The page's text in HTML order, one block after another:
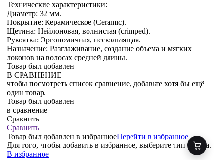
Технические характеристики:
Диаметр: 32 мм.
Покрытие: Керамическое (Ceramic).
Щетина: Нейлоновая, волнистая (crimped).
Рукоятка: Эргономичная, нескользящая.
Назначение: Разглаживание, создание объема и мягких
локонов на волосах средней длины.
Товар был добавлен
В СРАВНЕНИЕ
чтобы посмотреть список сравнение, добавьте хотя бы ещё
один товар.
Товар был добавлен
в сравнение
Сравнить
Сравнить
Товар был добавлен в избранноеПерейти в избранное
Для того, чтобы добавить в избранное, выберите тип товара.
В избранное